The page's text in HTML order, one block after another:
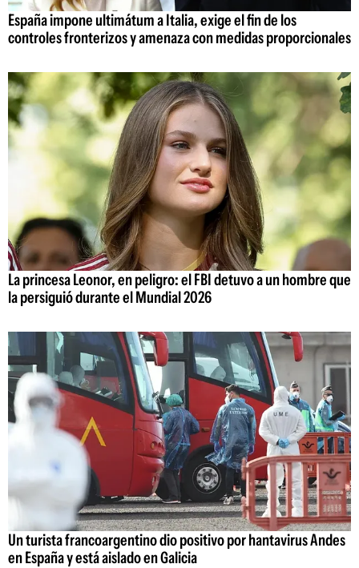
España impone ultimátum a Italia, exige el fin de los
controles fronterizos y amenaza con medidas proporcionales
La princesa Leonor, en peligro: el FBI detuvo a un hombre que
la persiguió durante el Mundial 2026
Un turista francoargentino dio positivo por hantavirus Andes
en España y está aislado en Galicia